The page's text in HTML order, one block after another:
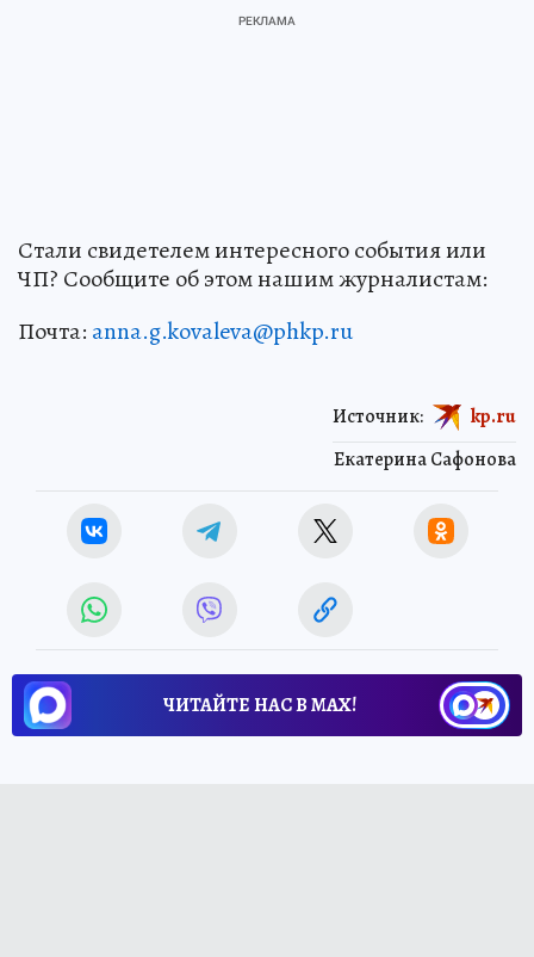
Стали свидетелем интересного события или
ЧП? Сообщите об этом нашим журналистам:
Почта: anna.g.kovaleva@phkp.ru
Екатерина Сафонова
Источник: kp.ru
ЧИТАЙТЕ НАС В МАХ!